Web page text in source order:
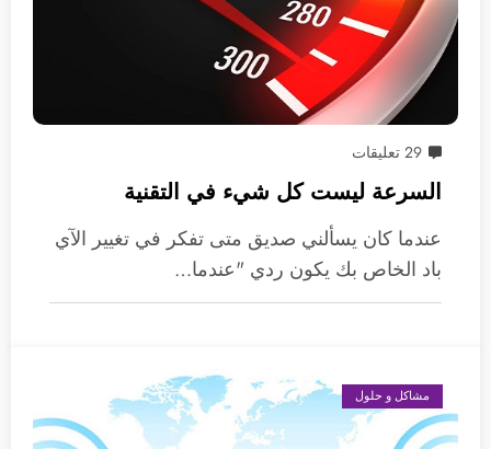
29 تعليقات
السرعة ليست كل شيء في التقنية
عندما كان يسألني صديق متى تفكر في تغيير الآي
باد الخاص بك يكون ردي "عندما…
مشاكل و حلول